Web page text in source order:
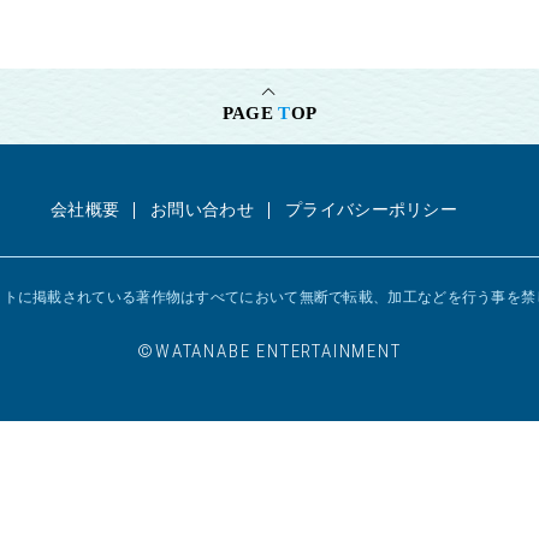
PAGETOP
会社概要 お問い合わせ プライバシーポリシー
に掲載されている著作物はすべてにおいて無断で転載、加工などを行う事を
©︎WATANABE ENTERTAINMENT